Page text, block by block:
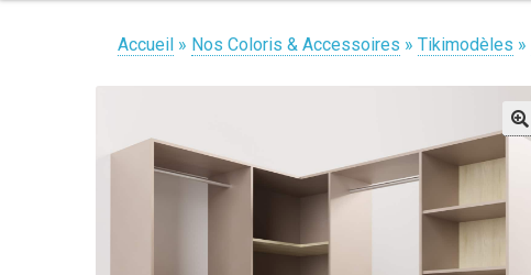
Accueil » Nos Coloris & Accessoires » Tikimodèles »